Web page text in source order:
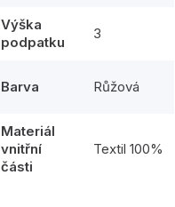
Výška
podpatku
3
Barva Růžová
Materiál
vnitřní
části
Textil 100%